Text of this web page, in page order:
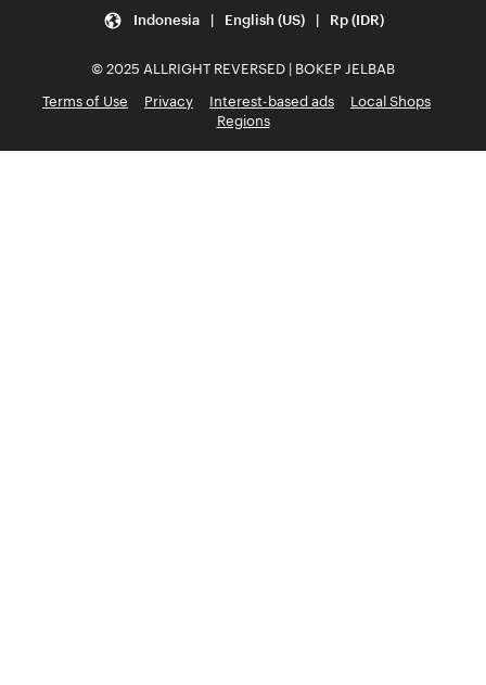
Indonesia | English (US) | Rp (IDR)
© 2025 ALLRIGHT REVERSED | BOKEP JELBAB
Terms of Use
Privacy Interest-based ads
Local Shops
Regions